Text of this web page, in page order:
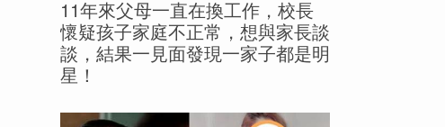
11年來父母一直在換工作，校長
懷疑孩子家庭不正常，想與家長談
談，結果一見面發現一家子都是明
星！